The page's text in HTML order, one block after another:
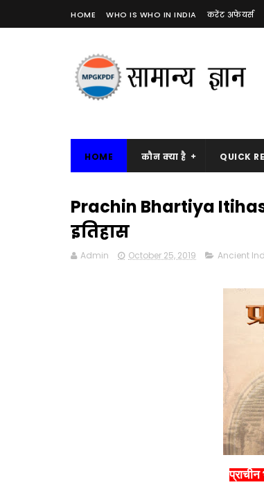
HOME WHO IS WHO IN INDIA करेंट अफेयर्स
HOME कौन क्या है QUICK
Prachin Bhartiya
इतिहास
Admin October 25, 2019 Ancient